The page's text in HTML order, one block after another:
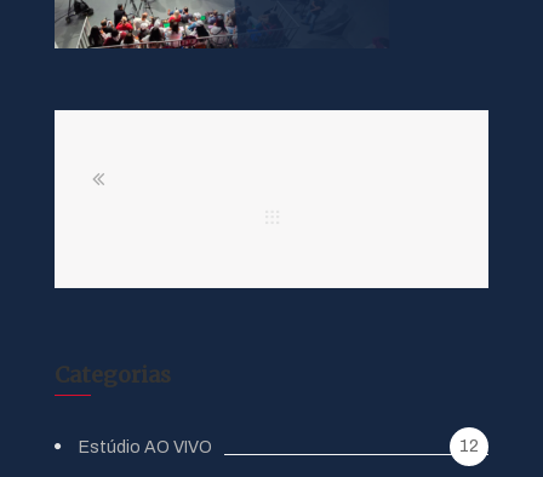
Categorias
Estúdio AO VIVO 12